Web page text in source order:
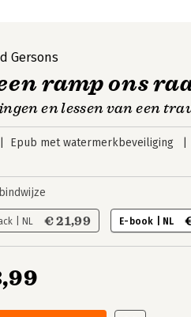
Gersons
ramp ons
en lessen van een
Epub met watermerkbeveiliging
| NL € 21,99 E-book | NL